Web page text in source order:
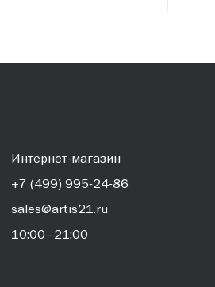
Интернет-магазин
+7 (499) 995-24-86
sales@artis21.ru
10:00–21:00